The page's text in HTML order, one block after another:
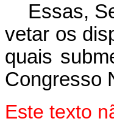
Essas,
vetar os
quais
Congresso
Este texto